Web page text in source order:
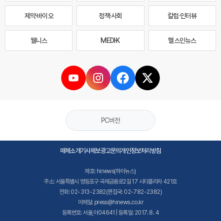
제약·바이오 정책·사회 칼럼·인터뷰
웰니스 MEDI·K 헬스인뉴스
PC버전
매체소개기사제보광고문의개인정보처리방침
제호: hinews(하이뉴스)
주소: 서울특별시 영등포구 국제금융로2길 17 시티플라자 421호
전화: 02-313-2382(편집국: 02-782-2382)
이메일: press@hinews.co.kr
등록번호: 서울,아04641 | 등록일: 2017. 8. 4